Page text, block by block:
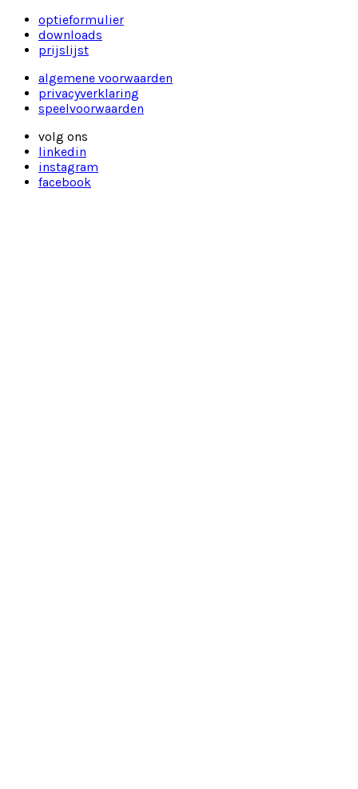
optieformulier
downloads
prijslijst
algemene voorwaarden
privacyverklaring
speelvoorwaarden
volg ons
linkedin
instagram
facebook